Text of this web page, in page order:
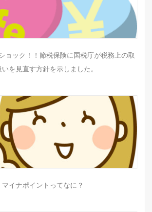
ョック！！節税保険に国税庁が税務上の取
いを見直す方針を示しました。
マイナポイントってなに？